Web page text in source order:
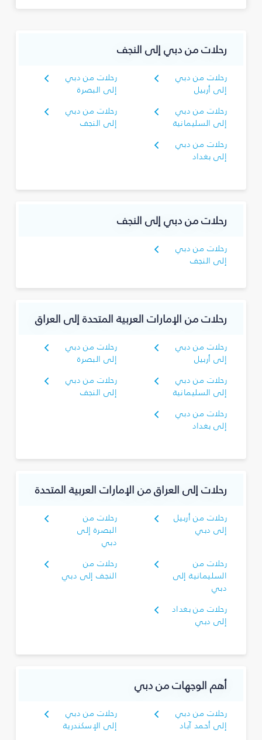
رحلات من دبي إلى النجف
رحلات من دبي
إلى أربيل
رحلات من دبي
إلى البصرة‎
رحلات من دبي
إلى السليمانية‎
رحلات من دبي
إلى النجف
رحلات من دبي
إلى بغداد
رحلات من دبي إلى النجف
رحلات من دبي
إلى النجف
رحلات من الإمارات العربية المتحدة إلى العراق
رحلات من دبي
إلى أربيل
رحلات من دبي
إلى البصرة‎
رحلات من دبي
إلى السليمانية‎
رحلات من دبي
إلى النجف
رحلات من دبي
إلى بغداد
رحلات إلى العراق من الإمارات العربية المتحدة
رحلات من أربيل
إلى دبي
رحلات من
البصرة‎ إلى
دبي
رحلات من
السليمانية‎ إلى
دبي
رحلات من
النجف إلى دبي
رحلات من بغداد
إلى دبي
أهم الوجهات من دبي
رحلات من دبي
إلى أحمد آباد
رحلات من دبي
إلى الإسكندرية